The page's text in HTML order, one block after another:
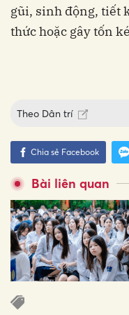
gũi, sinh động, tiết
thức hoặc gây tốn
Theo Dân trí
Chia sẻ Facebook
Bài liên quan